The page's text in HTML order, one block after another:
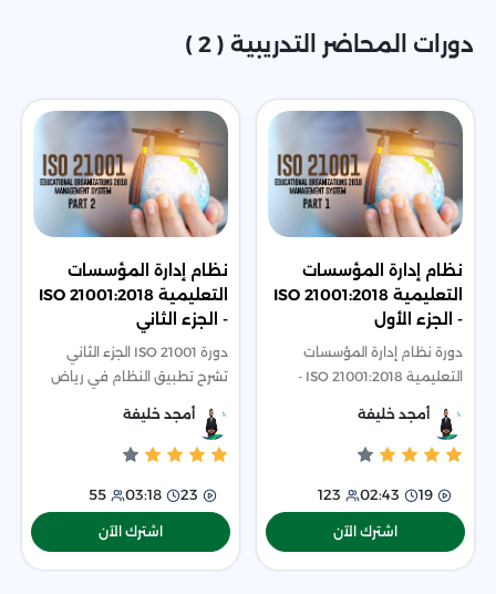
دورات المحاضر التدريبية ( 2 )
نظام إدارة المؤسسات
التعليمية ISO 21001:2018
- الجزء الأول
دورة نظام إدارة المؤسسات
التعليمية ISO 21001:2018 -
فوائده، وأسس ومبادئه، مع
أمجد خليفة
19
02:43
123
اشترك الآن
نظام إدارة المؤسسات
التعليمية ISO 21001:2018
- الجزء الثاني
دورة ISO 21001 الجزء الثاني
تشرح تطبيق النظام في رياض
التنفيذ، مع بنود التخطيط والدعم
والتشغيل والتقييم والتحسين.
أمجد خليفة
23
03:18
55
اشترك الآن